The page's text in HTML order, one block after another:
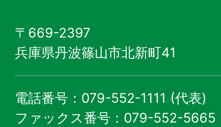
〒669-2397
兵庫県丹波篠山市北新町41
電話番号：079-552-1111 (代表)
ファックス番号：079-552-5665